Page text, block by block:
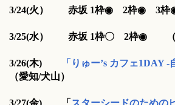
3/24(火） 赤坂 1枠◉ 2枠◉ 3枠
3/25(水） 赤坂 1枠〇 2枠◉ （
3/26(木)
「りゅー’s カフェ1DAY -
（愛知/犬山）
3/27(金) 「 スターシードのための